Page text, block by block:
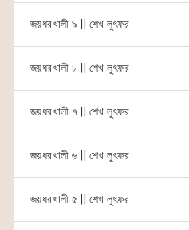
জয়ধরখালী ৯ || শেখ লুৎফর
জয়ধরখালী ৮ || শেখ লুৎফর
জয়ধরখালী ৭ || শেখ লুৎফর
জয়ধরখালী ৬ || শেখ লুৎফর
জয়ধরখালী ৫ || শেখ লুৎফর